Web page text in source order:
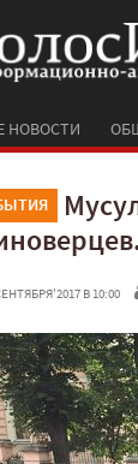
НОВОСТИ
В 10:00